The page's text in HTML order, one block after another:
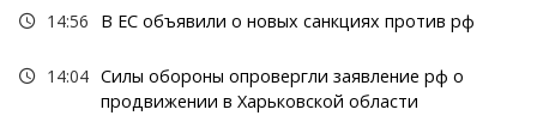
14:56 В ЕС объявили о новых санкциях против рф
14:04 Силы обороны опровергли заявление рф о
продвижении в Харьковской области